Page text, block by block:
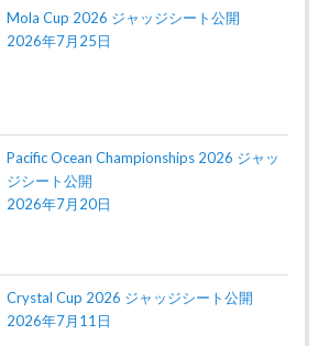
Mola Cup 2026 ジャッジシート公開
2026年7月25日
Pacific Ocean Championships 2026 ジャッ
ジシート公開
2026年7月20日
Crystal Cup 2026 ジャッジシート公開
2026年7月11日